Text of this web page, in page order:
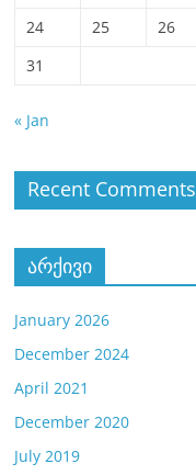
24
25 26
31
« Jan
Recent Comments
არქივი
January 2026
December 2024
April 2021
December 2020
July 2019